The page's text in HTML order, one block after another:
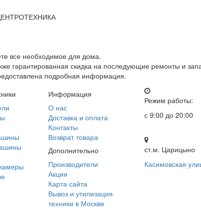
все необходимое для дома.
гарантированная скидка на последующие ремонты и
подробная информация.
Информация
О нас
Доставка и оплата
Контакты
Возврат товара
Дополнительно
Производители
Акции
Карта сайта
Вывоз и утилизация
техники в Москве
Режим работы:
с 9:00 до 20:00
ст.м. Царицыно
Касимовская